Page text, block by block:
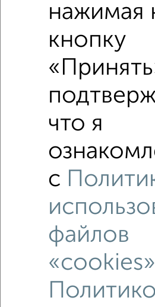
Рядом, с меньшей ценой
нажимая
кнопку
что я
с
файлов
«cookies»